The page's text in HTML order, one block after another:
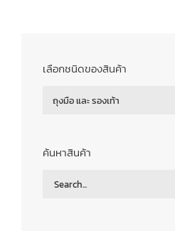
เลือกชนิดของสินค้า
ค้นหาสินค้า